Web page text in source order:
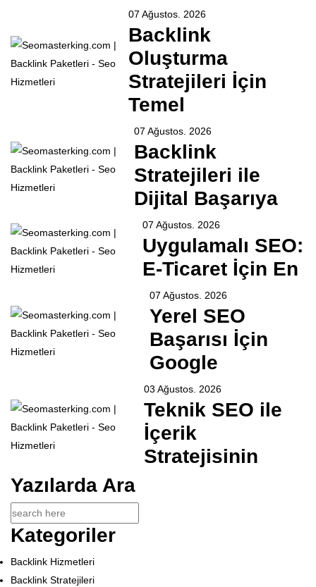
07 Ağustos. 2026
Backlink
Oluşturma
Stratejileri İçin
Temel
07 Ağustos. 2026
Backlink
Stratejileri ile
Dijital Başarıya
07 Ağustos. 2026
Uygulamalı SEO:
E-Ticaret İçin En
07 Ağustos. 2026
Yerel SEO
Başarısı İçin
Google
03 Ağustos. 2026
Teknik SEO ile
İçerik
Stratejisinin
Yazılarda Ara
Kategoriler
Backlink Hizmetleri
Backlink Stratejileri